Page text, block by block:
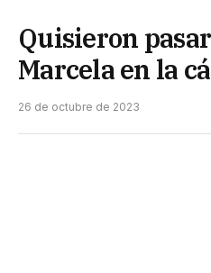
Quisieron
Marcela en la
26 de octubre de 2023